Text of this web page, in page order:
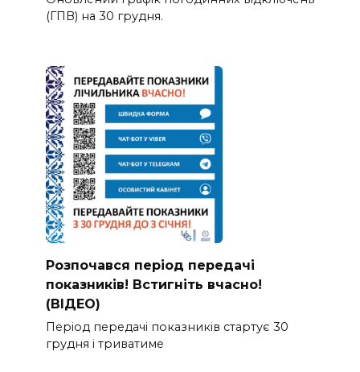
(ГПВ) на 30 грудня.
Розпочався період передачі
показників! Встигніть вчасно!
(ВІДЕО)
Період передачі показників стартує 30
грудня і триватиме